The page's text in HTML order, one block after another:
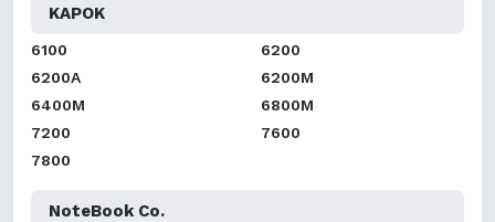
KAPOK
6100
6200
6200A
6200M
6400M
6800M
7200
7600
7800
NoteBook Co.